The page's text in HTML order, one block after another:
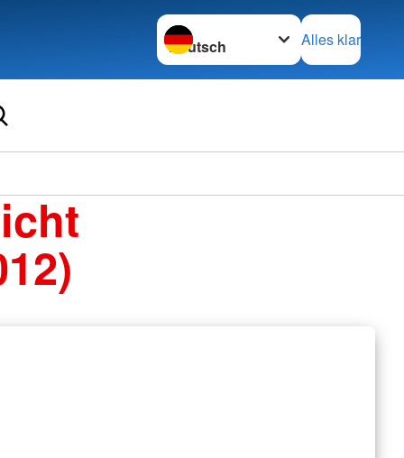
Sprache wechseln zu
Alles klar